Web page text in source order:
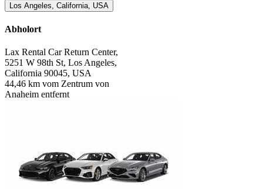
Los Angeles, California, USA
Abholort
Lax Rental Car Return Center,
5251 W 98th St, Los Angeles,
California 90045, USA
44,46 km vom Zentrum von
Anaheim entfernt